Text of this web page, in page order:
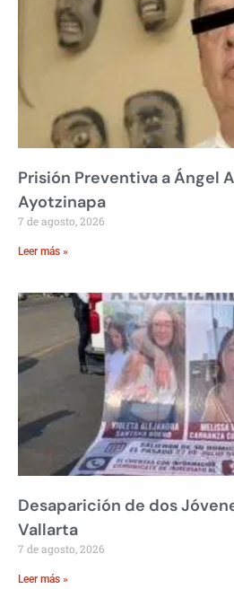
Prisión Preventiva a Ángel
Ayotzinapa
7 de agosto, 2026
Leer más »
Desaparición de dos
Vallarta
7 de agosto, 2026
Leer más »